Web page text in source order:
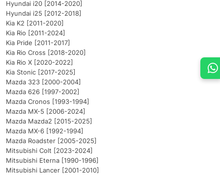
Hyundai i20 [2014-2020]
Hyundai i25 [2012-2018]
Kia K2 [2011-2020]
Kia Rio [2011-2024]
Kia Pride [2011-2017]
Kia Rio Cross [2018-2020]
Kia Rio X [2020-2022]
Kia Stonic [2017-2025]
Mazda 323 [2000-2004]
Mazda 626 [1997-2002]
Mazda Cronos [1993-1994]
Mazda MX-5 [2006-2024]
Mazda Mazda2 [2015-2025]
Mazda MX-6 [1992-1994]
Mazda Roadster [2005-2025]
Mitsubishi Colt [2023-2024]
Mitsubishi Eterna [1990-1996]
Mitsubishi Lancer [2001-2010]